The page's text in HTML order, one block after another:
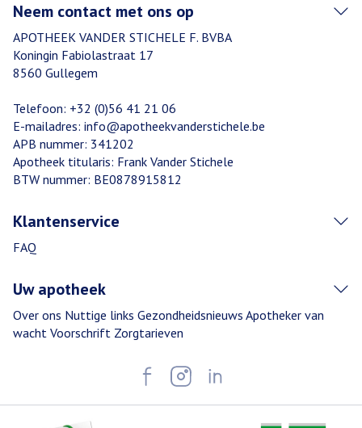
Neem contact met ons op
APOTHEEK VANDER STICHELE F. BVBA
Koningin Fabiolastraat 17
8560 Gullegem
Telefoon: +32 (0)56 41 21 06
E-mailadres: info@apotheekvanderstichele.be
APB nummer: 341202
Apotheek titularis: Frank Vander Stichele
BTW nummer: BE0878915812
Klantenservice
FAQ
Uw apotheek
Over ons Nuttige links Gezondheidsnieuws Apotheker van
wacht Voorschrift Zorgtarieven